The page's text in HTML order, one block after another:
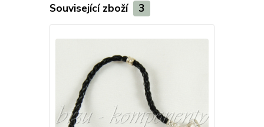
Související zboží 3